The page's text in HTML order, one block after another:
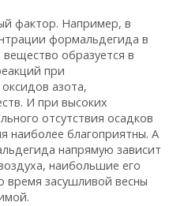
фактор. Например, в
формальдегида в
образуется в
при
азота,
И при высоких
отсутствия осадков
наиболее благоприятны. А
напрямую зависит
наибольшие его
время засушливой весны